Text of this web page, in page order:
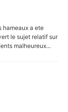
hameaux a ete
le sujet relatif sur
malheureux...